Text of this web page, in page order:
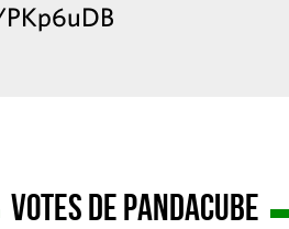
Votes de Pandacube